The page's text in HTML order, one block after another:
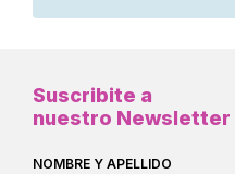
Suscribite a
nuestro Newsletter
NOMBRE Y APELLIDO